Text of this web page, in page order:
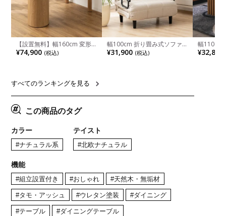
【設置無料】幅160cm 変形
半円 ダイニングテーブル モ
ルタル風 LENAS コンクリー
リア風 グレージュ
¥74,900 (税込)
幅100cm 折り畳み式ソファ
ベッド コンパクト リクライ
ニング カウチスタイル 省ス
¥31,900 (税込)
幅110cm
木目調 リ
付き 長方
¥32,800
すべてのランキングを見る
この商品のタグ
カラー
#ナチュラル系
テイスト
#北欧ナチュラル
機能
#組立設置付き #おしゃれ #天然木・無垢材
#タモ・アッシュ #ウレタン塗装 #ダイニング
#テーブル #ダイニングテーブル